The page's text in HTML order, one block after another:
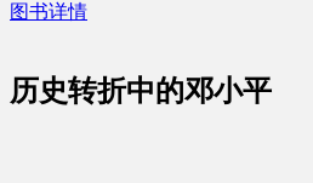
图书详情
历史转折中的邓小平